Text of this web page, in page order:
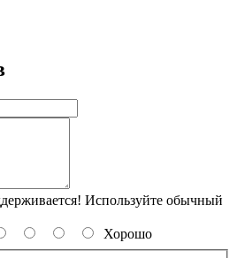
Используйте обычный
Хорошо